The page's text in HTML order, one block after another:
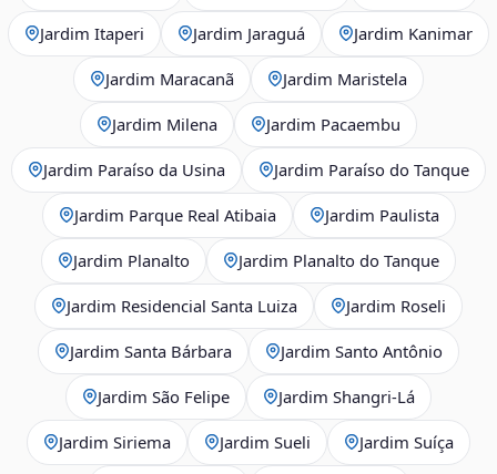
Jardim Itaperi Jardim Jaraguá Jardim Kanimar
Jardim Maracanã Jardim Maristela
Jardim Milena Jardim Pacaembu
Jardim Paraíso da Usina Jardim Paraíso do Tanque
Jardim Parque Real Atibaia Jardim Paulista
Jardim Planalto Jardim Planalto do Tanque
Jardim Residencial Santa Luiza Jardim Roseli
Jardim Santa Bárbara Jardim Santo Antônio
Jardim São Felipe Jardim Shangri-Lá
Jardim Siriema Jardim Sueli Jardim Suíça